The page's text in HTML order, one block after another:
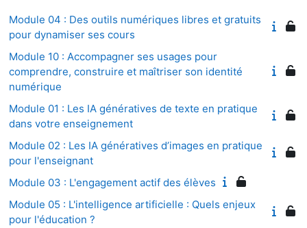
Module 04 : Des outils numériques libres et gratuits
pour dynamiser ses cours
Module 10 : Accompagner ses usages pour
comprendre, construire et maîtriser son identité
numérique
Module 01 : Les IA génératives de texte en pratique
dans votre enseignement
Module 02 : Les IA génératives d’images en pratique
pour l'enseignant
Module 03 : L'engagement actif des élèves
Module 05 : L'intelligence artificielle : Quels enjeux
pour l'éducation ?